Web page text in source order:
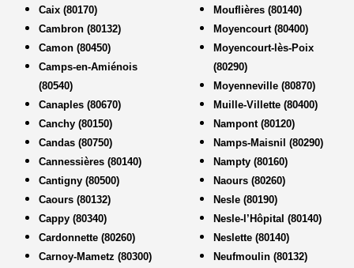
Caix (80170)
Cambron (80132)
Camon (80450)
Camps-en-Amiénois
(80540)
Canaples (80670)
Canchy (80150)
Candas (80750)
Cannessières (80140)
Cantigny (80500)
Caours (80132)
Cappy (80340)
Cardonnette (80260)
Carnoy-Mametz (80300)
Mouflières (80140)
Moyencourt (80400)
Moyencourt-lès-Poix
(80290)
Moyenneville (80870)
Muille-Villette (80400)
Nampont (80120)
Namps-Maisnil (80290)
Nampty (80160)
Naours (80260)
Nesle (80190)
Nesle-l’Hôpital (80140)
Neslette (80140)
Neufmoulin (80132)